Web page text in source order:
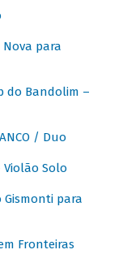
Nova para
do Bandolim –
/ Duo
Violão Solo
Gismonti para
Fronteiras